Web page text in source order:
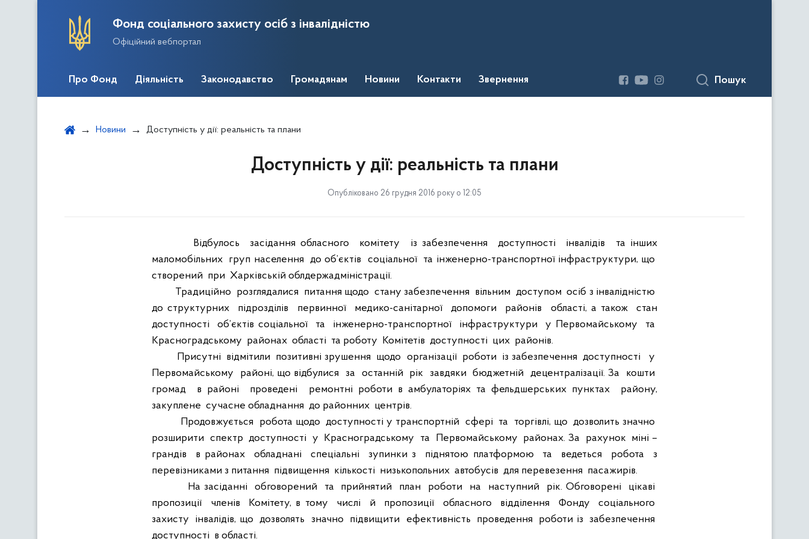
Фонд соціального захисту осіб з інвалідністю
Офіційний вебпортал
Про Фонд Діяльність Законодавство Громадянам Новини Контакти Звернення Пошук
Новини Доступність у дії: реальність та плани
Доступність у дії: реальність та плани
Опубліковано 26 грудня 2016 року о 12:05
Відбулось засідання обласного комітету із забезпечення доступності інвалідів
та інших
маломобільних груп населення до об’єктів соціальної та інженерно-транспортної інфраструктури, що
створений при Харківській облдержадміністрації.
Традиційно розглядалися питання щодо стану забезпечення вільним доступом осіб з інвалідністю
до структурних
підрозділів первинної медико-санітарної допомоги районів області, а також
стан
доступності
об’єктів соціальної та інженерно-транспортної інфраструктури у Первомайському
та
Красноградському районах області та роботу Комітетів доступності цих районів.
Присутні відмітили позитивні зрушення щодо організації роботи із забезпечення доступності
у
Первомайському
районі, що відбулися за останній рік завдяки бюджетній децентралізації. За
кошти
громад
в районі проведені ремонтні роботи в амбулаторіях та фельдшерських пунктах
району,
закуплене сучасне обладнання до районних центрів.
Продовжується
робота щодо доступності у транспортній сфері та торгівлі, що дозволить значно
розширити спектр доступності у Красноградському та Первомайському районах. За рахунок міні –
грандів
в районах обладнані спеціальні зупинки з піднятою платформою та ведеться робота
з
перевізниками з питання підвищення кількості низькопольних автобусів для перевезення пасажирів.
На засіданні
обговорений та прийнятий план роботи на наступний рік. Обговорені
цікаві
пропозиції
членів Комітету, в тому числі й пропозиції обласного відділення Фонду
соціального
захисту
інвалідів, що дозволять значно підвищити ефективність проведення роботи із забезпечення
доступності в області.